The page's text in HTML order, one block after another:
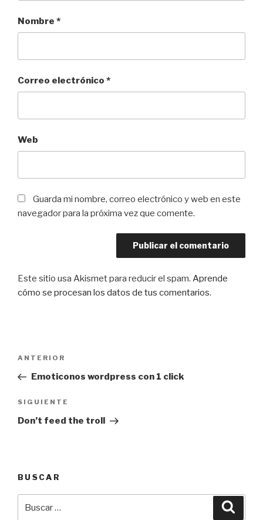
Nombre *
Correo electrónico *
Web
Guarda mi nombre, correo electrónico y web en este
navegador para la próxima vez que comente.
Este sitio usa Akismet para reducir el spam. Aprende
cómo se procesan los datos de tus comentarios.
entradas
Entrada
anterior:
ANTERIOR
Emoticonos wordpress con 1 click
Siguiente
entrada
SIGUIENTE
Don’t feed the troll
BUSCAR